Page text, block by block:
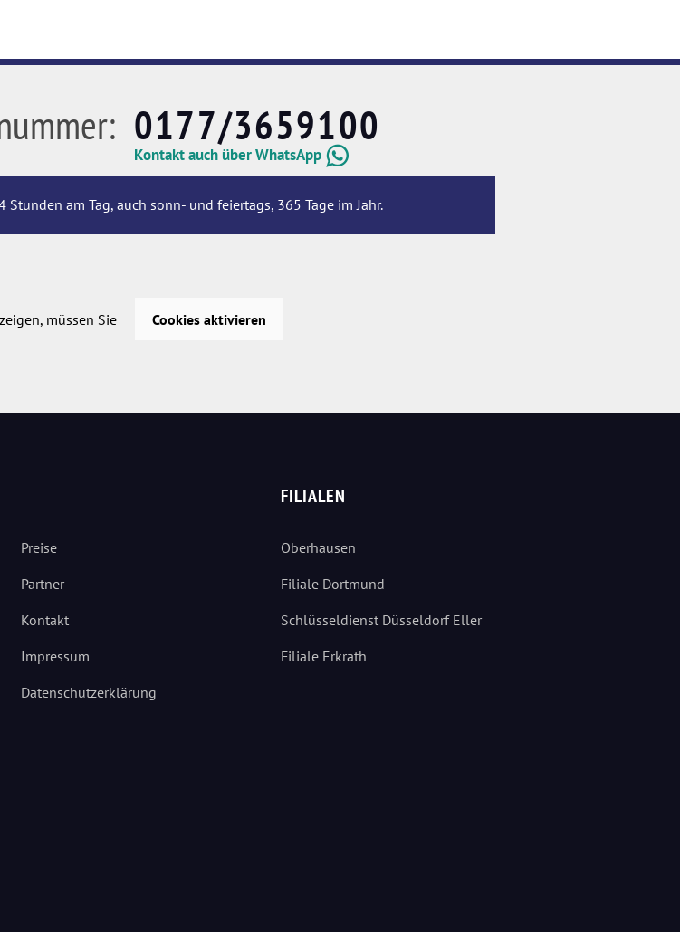
0177/3659100
Kontakt auch über WhatsApp
am Tag, auch sonn- und feiertags, 365 Tage im Jahr.
müssen Sie Cookies aktivieren
Preise
Partner
Kontakt
Impressum
Datenschutzerklärung
FILIALEN
Oberhausen
Filiale Dortmund
Schlüsseldienst Düsseldorf Eller
Filiale Erkrath